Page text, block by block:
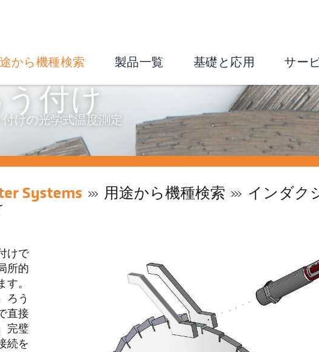
から機種検索 製品一覧 基礎と応用 サー
付け
けの光学式温度測定
Systems 用途から機種検索
インダク
けで
所的
す。
ろう
直接
完璧
続を